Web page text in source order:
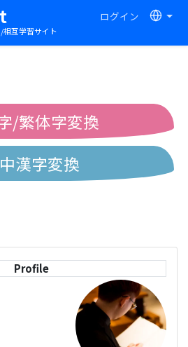
相互学習サイト
ログイン
える
/繁体字変換
漢字変換
語注音変換
Profile